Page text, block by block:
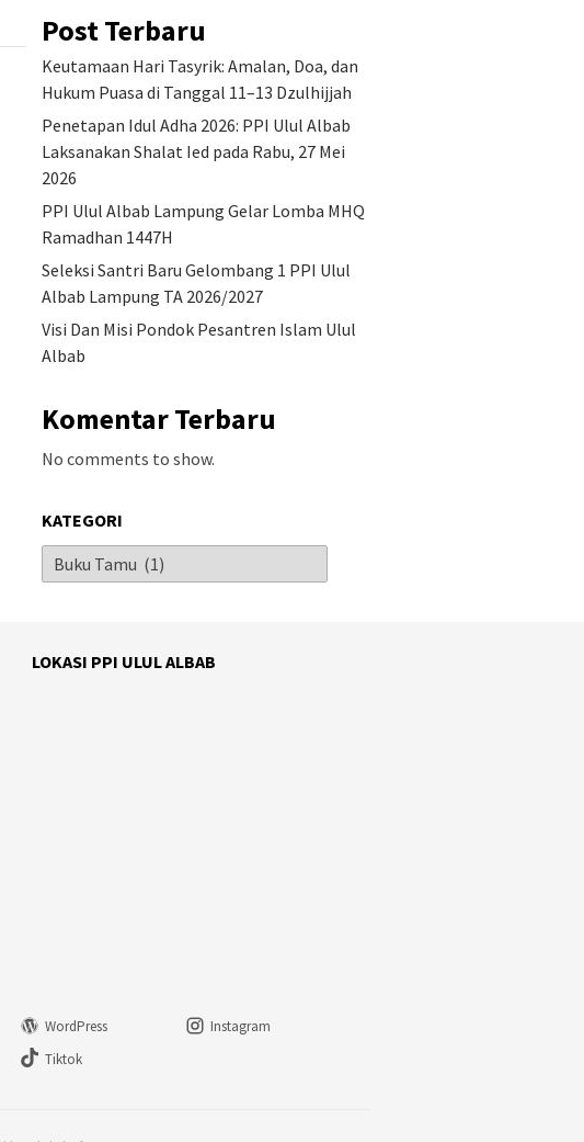
Post Terbaru
Keutamaan Hari Tasyrik: Amalan, Doa, dan
Hukum Puasa di Tanggal 11–13 Dzulhijjah
Penetapan Idul Adha 2026: PPI Ulul Albab
Laksanakan Shalat Ied pada Rabu, 27 Mei
2026
PPI Ulul Albab Lampung Gelar Lomba MHQ
Ramadhan 1447H
Seleksi Santri Baru Gelombang 1 PPI Ulul
Albab Lampung TA 2026/2027
Visi Dan Misi Pondok Pesantren Islam Ulul
Albab
Komentar Terbaru
No comments to show.
KATEGORI
LOKASI PPI ULUL ALBAB
WordPress
Instagram
Tiktok